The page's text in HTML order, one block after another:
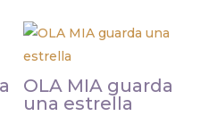
OLA MIA guarda
una estrella